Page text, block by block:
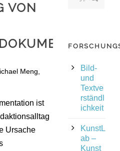
VON
Meng,
ist
Ursache
Bild-
und
Textve
rständl
ichkeit
KunstL
ab –
Kunst